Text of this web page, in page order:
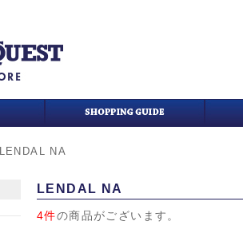
LENDAL NA
LENDAL NA
4件の商品がございます。